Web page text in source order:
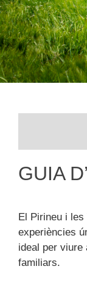
GUIA
El Pirineu i les
experiències
ideal per
familiars.